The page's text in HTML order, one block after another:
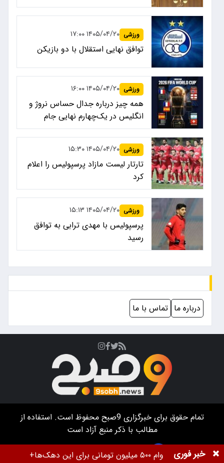
ورزشی ۱۴۰۵/۰۴/۲۰ ۱۷:۰۰
توافق نهایی استقلال با دو بازیکن
ورزشی ۱۴۰۵/۰۴/۲۰ ۱۶:۰۰
همه چیز درباره جدال حساس نروژ و
انگلیس در یک‌چهارم نهایی جام
جهانی ۲۰۲۶
ورزشی ۱۴۰۵/۰۴/۲۰ ۱۵:۳۰
تارتار لیست مازاد پرسپولیس را اعلام
کرد
ورزشی ۱۴۰۵/۰۴/۲۰ ۱۵:۱۳
پرسپولیس با مهدی ترابی به توافق
رسید
درباره ما تماس با ما
خبر فوری
وام ۵۰۰ میلیون تومانی برای این دهک‌ها+
تمام حقوق برای خبرگزاری9صبح
محفوظ است. استفاده از
مطالب با ذکر منبع آزاد است
طراحی سایت خبرگزاری آسام